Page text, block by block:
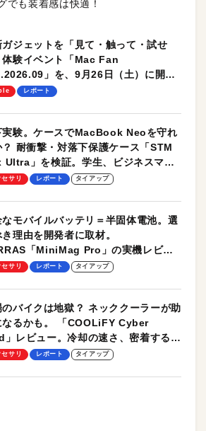
でも装着感は快適！
ガジェットを「見て・触って・試せ
体験イベント「Mac Fan
」を、9月26日（土）に開催
す！レポート
実験。ケースでMacBook Neoを守れ
？ 耐衝撃・対落下保護ケース「STM
Ultra」を検証。学生、ビジネスマン
バイルユースに最適！
セサリ レポート タイアップ
なモバイルバッテリ＝半固体電池。選
理由を開発者に取材。
「MiniMag Pro」の実機レビュ
セサリ レポート タイアップ
のバイクは地獄？ ネッククーラーが助
なるかも。 「COOLiFY Cyber
」レビュー。冷却の速さ、密着する冷
ート、シンプルな操作性がグッド！
セサリ レポート タイアップ